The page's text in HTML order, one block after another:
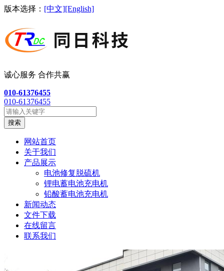
版本选择： [中文][English]
诚心服务 合作共赢
010-61376455
010-61376455
搜索
网站首页
关于我们
产品展示
电池修复脱硫机
锂电蓄电池充电机
铅酸蓄电池充电机
新闻动态
文件下载
在线留言
联系我们